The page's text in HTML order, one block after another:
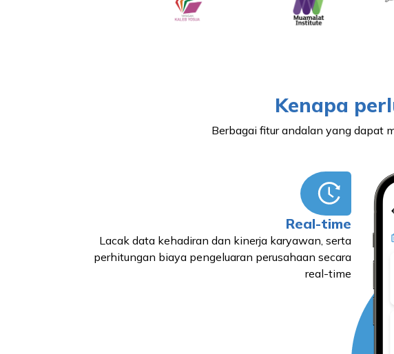
Kenapa
Berbagai fitur andalan yang dapat
Real-time
Lacak data kehadiran dan kinerja karyawan, serta
perhitungan biaya pengeluaran perusahaan secara
real-time